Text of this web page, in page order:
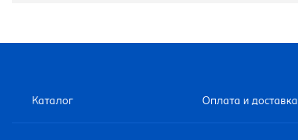
Каталог Оплата и доставка